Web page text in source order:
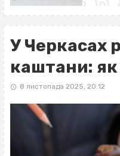
У Черкасах
каштани: як
8 листопада 2025, 20:12